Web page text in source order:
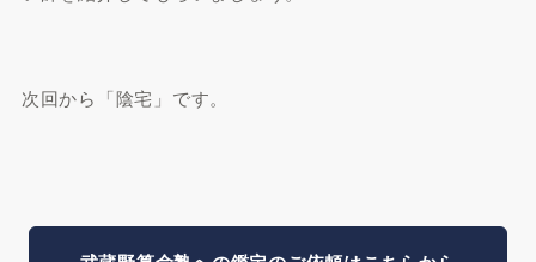
次回から「陰宅」です。